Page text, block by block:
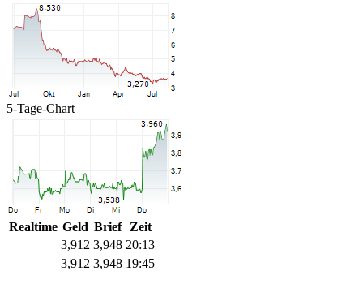
5-Tage-Chart
Realtime Geld Brief
Zeit
3,912 3,948 20:13
3,912 3,948 19:45